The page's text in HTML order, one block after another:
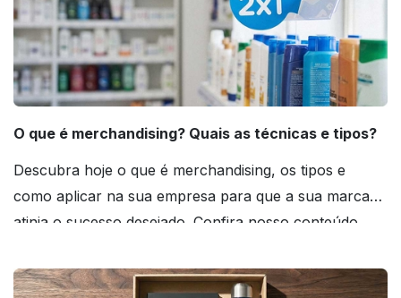
O que é merchandising? Quais as técnicas e tipos?
Descubra hoje o que é merchandising, os tipos e
como aplicar na sua empresa para que a sua marca
atinja o sucesso desejado. Confira nosso conteúdo